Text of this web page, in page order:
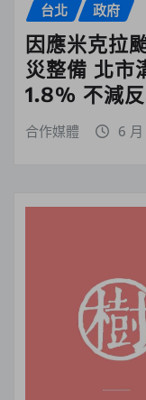
台北 政府
因應米克拉
災整備 北市
1.8% 不減
合作媒體 6